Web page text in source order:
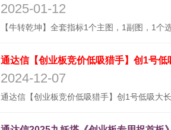
2025-01-12
通达信【创业板竞价低吸猎手】创1号
2024-12-07